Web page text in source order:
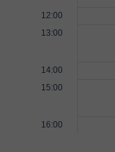
12:00
13:00
14:00
15:00
16:00